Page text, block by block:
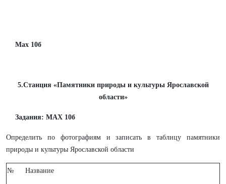
Мах 10б
5.Станция «Памятники природы и культуры Ярославской
области»
Задания: МАХ 10б
Определить по фотографиям и записать в таблицу памятники
природы и культуры Ярославской области
№ Название